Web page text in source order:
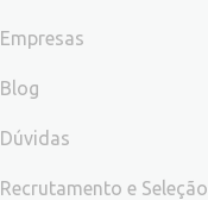
Empresas
Blog
Dúvidas
Recrutamento e Seleção